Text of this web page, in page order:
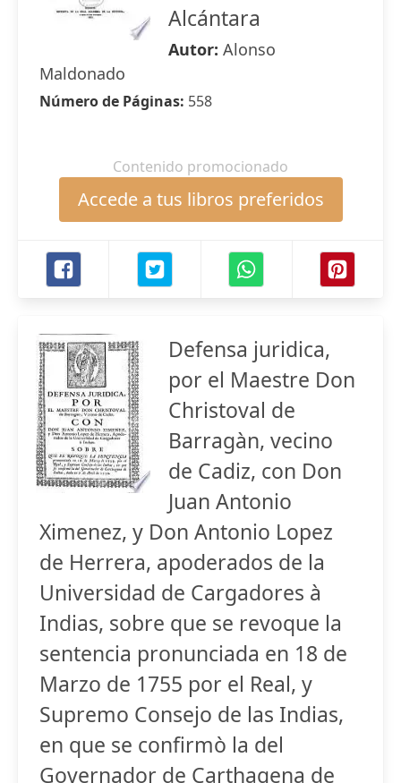
Alcántara
Autor: Alonso
Maldonado
Número de Páginas: 558
Contenido promocionado
Accede a tus libros preferidos
Defensa juridica,
por el Maestre Don
Christoval de
Barragàn, vecino
de Cadiz, con Don
Juan Antonio
Ximenez, y Don Antonio Lopez
de Herrera, apoderados de la
Universidad de Cargadores à
Indias, sobre que se revoque la
sentencia pronunciada en 18 de
Marzo de 1755 por el Real, y
Supremo Consejo de las Indias,
en que se confirmò la del
Governador de Carthagena de